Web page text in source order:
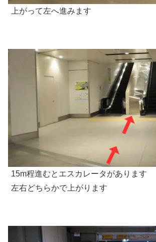
上がって左へ進みます
15m程進むとエスカレータがあります
左右どちらかで上がります